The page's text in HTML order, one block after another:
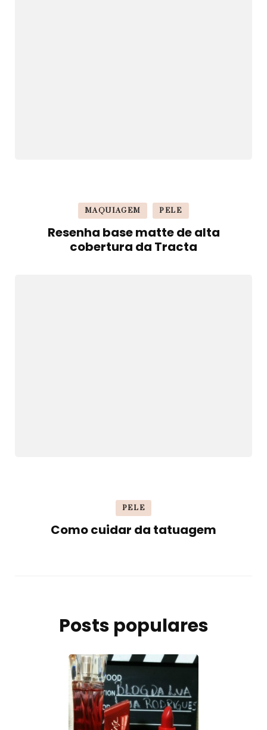
MAQUIAGEM PELE
Resenha base matte de alta
cobertura da Tracta
PELE
Como cuidar da tatuagem
Posts populares